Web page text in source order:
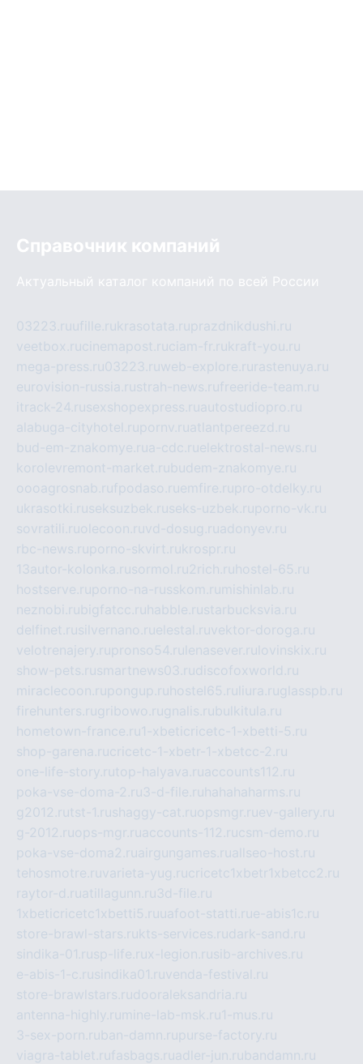
Справочник компаний
Актуальный каталог компаний по всей России
03223.ruufille.rukrasotata.ruprazdnikdushi.ru
veetbox.rucinemapost.ruciam-fr.rukraft-you.ru
mega-press.ru03223.ruweb-explore.ru rastenuya.ru
eurovision-russia.rustrah-news.rufreeride-team.ru
itrack-24.rusexshopexpress.ruautostudiopro.ru
alabuga-cityhotel.rupornv.ruatlantpereezd.ru
bud-em-znakomye.rua-cdc.ruelektrostal-news.ru
korolevremont-market.rubudem-znakomye.ru
oooagrosnab.rufpodaso.ruemfire.rupro-otdelky.ru
ukrasotki.ruseksuzbek.ruseks-uzbek.ruporno-vk.ru
sovratili.ruolecoon.ruvd-dosug.ruadonyev.ru
rbc-news.ruporno-skvirt.rukrospr.ru
13autor-kolonka.rusormol.ru2rich.ru hostel-65.ru
hostserve.ruporno-na-russkom.ru mishinlab.ru
neznobi.rubigfatcc.ru habble.rustarbucksvia.ru
delfinet.rusilvernano.ruelestal.ruvektor-doroga.ru
velotrenajery.rupronso54.ru lenasever.ru lovinskix.ru
show-pets.rusmartnews03.rudiscofoxworld.ru
miraclecoon.rupongup.ru hostel65.ru liura.ruglasspb.ru
firehunters.rugribowo.rugnalis.rubulkitula.ru
hometown-france.ru1-xbeticricetc-1-xbetti-5.ru
shop-garena.rucricetc-1-xbetr-1-xbetcc-2.ru
one-life-story.rutop-halyava.ruaccounts112.ru
poka-vse-doma-2.ru3-d-file.ru hahahaharms.ru
g2012.rutst-1.rushaggy-cat.ruopsmgr.ruev-gallery.ru
g-2012.ruops-mgr.ruaccounts-112.rucsm-demo.ru
poka-vse-doma2.ruairgungames.ruallseo-host.ru
tehosmotre.ruvarieta-yug.rucricetc1xbetr1xbetcc2.ru
raytor-d.ruatillagunn.ru3d-file.ru
1xbeticricetc1xbetti5.ruuafoot-statti.rue-abis1c.ru
store-brawl-stars.rukts-services.rudark-sand.ru
sindika-01.rusp-life.rux-legion.rusib-archives.ru
e-abis-1-c.rusindika01.ruvenda-festival.ru
store-brawlstars.rudooraleksandria.ru
antenna-highly.ru mine-lab-msk.ru1-mus.ru
3-sex-porn.ruban-damn.rupurse-factory.ru
viagra-tablet.rufasbags.ruadler-jun.rubandamn.ru